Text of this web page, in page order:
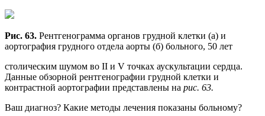
Рис. 63. Рентгенограмма органов грудной клетки (а) и
аортография грудного отдела аорты (б) больного, 50 лет
столическим шумом во II и V точках аускультации сердца.
Данные обзорной рентгенографии грудной клетки и
контрастной аортографии представлены на рис. 63.
Ваш диагноз? Какие методы лечения показаны больному?